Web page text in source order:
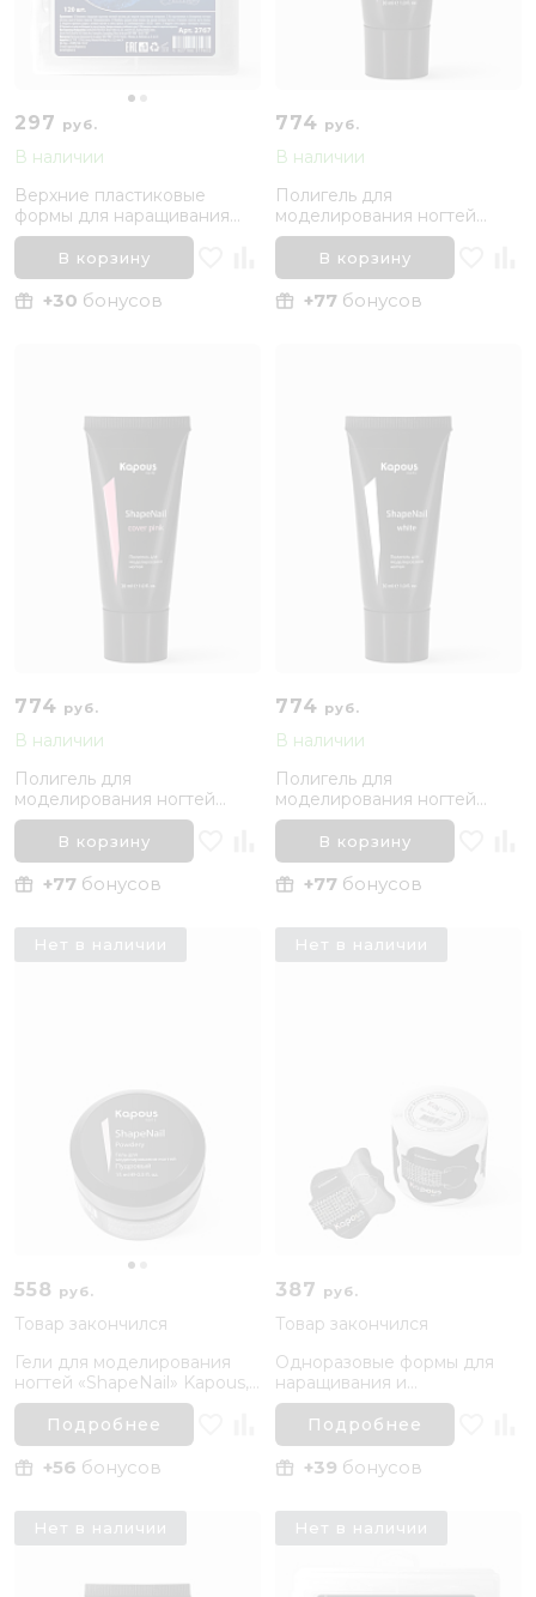
297 руб.
В наличии
Верхние пластиковые
формы для наращивания
ногтей, Средний изгиб
Kapous Nails, 120 шт
В корзину
+30 бонусов
774 руб.
В наличии
Полигель для
моделирования ногтей
Розовый ShapeNail Kapous
В корзину
+77 бонусов
774 руб.
В наличии
Полигель для
моделирования ногтей
Розовый камуфлирующий
ShapeNail Kapous Nails
В корзину
+77 бонусов
774 руб.
В наличии
Полигель для
моделирования ногтей
Белый ShapeNail Kapous
В корзину
+77 бонусов
558 руб.
Товар закончился
Гели для моделирования
ногтей «ShapeNail» Kapous,
Пудровый
Подробнее
+56 бонусов
Нет в наличии
387 руб.
Товар закончился
Одноразовые формы для
наращивания и
моделирования ногтей
Kapous Nails, 250 шт
Подробнее
+39 бонусов
Нет в наличии
Нет в наличии Нет в наличии